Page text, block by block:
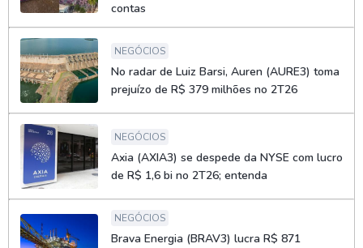
contas
NEGÓCIOS
No radar de Luiz Barsi, Auren (AURE3) toma
prejuízo de R$ 379 milhões no 2T26
NEGÓCIOS
Axia (AXIA3) se despede da NYSE com lucro
de R$ 1,6 bi no 2T26; entenda
NEGÓCIOS
Brava Energia (BRAV3) lucra R$ 871